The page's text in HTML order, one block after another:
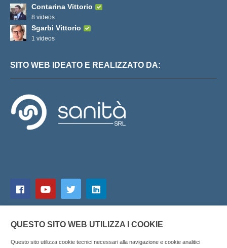
Contarina Vittorio
8 videos
Sgarbi Vittorio
1 videos
SITO WEB IDEATO E REALIZZATO DA:
QUESTO SITO WEB UTILIZZA I COOKIE
Questo sito utilizza cookie tecnici necessari alla navigazione e cookie analitici